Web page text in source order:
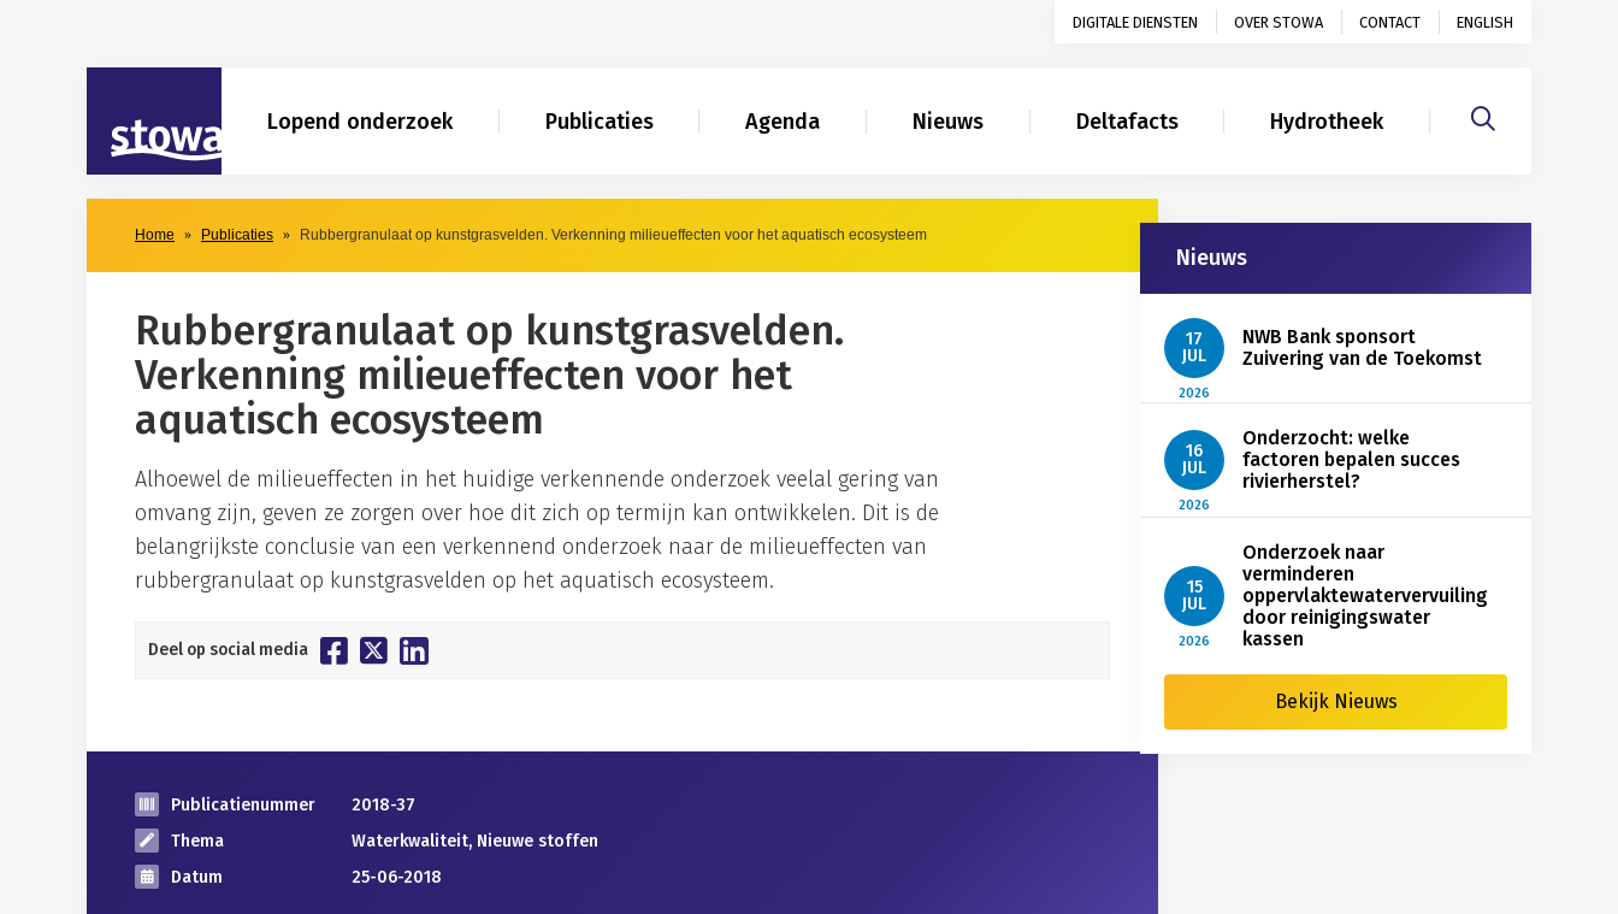
DIGITALE DIENSTEN OVER STOWA CONTACT ENGLISH
Lopend onderzoek Publicaties Agenda Nieuws Deltafacts Hydrotheek
Home Publicaties Rubbergranulaat op kunstgrasvelden. Verkenning milieueffecten voor het aquatisch ecosysteem
Rubbergranulaat op kunstgrasvelden.
Verkenning milieueffecten voor het
aquatisch ecosysteem
Alhoewel de milieueffecten in het huidige verkennende onderzoek veelal gering van
omvang zijn, geven ze zorgen over hoe dit zich op termijn kan ontwikkelen. Dit is de
belangrijkste conclusie van een verkennend onderzoek naar de milieueffecten van
rubbergranulaat op kunstgrasvelden op het aquatisch ecosysteem.
Deel op social media
Publicatienummer
2018-37
Thema
Waterkwaliteit, Nieuwe stoffen
Datum
25-06-2018
Gerelateerd
Nieuws
17
JUL
2026
NWB Bank sponsort
Zuivering van de Toekomst
16
JUL
2026
Onderzocht: welke
factoren bepalen succes
rivierherstel?
15
JUL
2026
Onderzoek naar
verminderen
oppervlaktewatervervuiling
door reinigingswater
kassen
Bekijk Nieuws